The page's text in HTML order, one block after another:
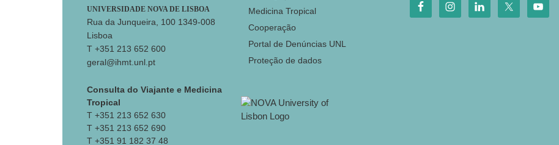
UNIVERSIDADE NOVA DE LISBOA
Rua da Junqueira, 100 1349-008
Lisboa
T +351 213 652 600
geral@ihmt.unl.pt
Consulta do Viajante e Medicina
Tropical
T +351 213 652 630
T +351 213 652 690
T +351 91 182 37 48
Medicina Tropical
Cooperação
Portal de Denúncias UNL
Proteção de dados